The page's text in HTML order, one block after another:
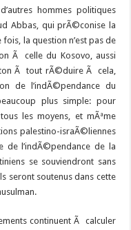
hommes politiques
Abbas, qui prÃ©conise la
la question n’est pas de
Ã celle du Kosovo, aussi
Ã tout rÃ©duire Ã cela,
de l’indÃ©pendance du
plus simple: pour
les moyens, et mÃªme
palestino-israÃ©liennes
de l’indÃ©pendance de la
se souviendront sans
seront soutenus dans cette
continuent Ã calculer